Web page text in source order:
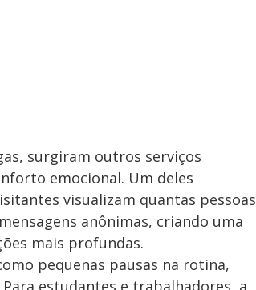
surgiram outros serviços
emocional. Um deles
visualizam quantas pessoas
anônimas, criando uma
mais profundas.
pequenas pausas na rotina,
estudantes e trabalhadores, a